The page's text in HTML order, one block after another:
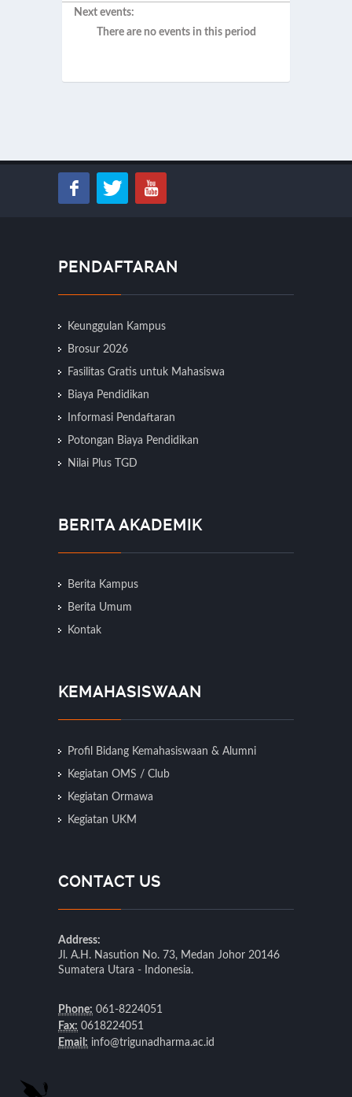
Next events:
There are no events in this period
PENDAFTARAN
Keunggulan Kampus
Brosur 2026
Fasilitas Gratis untuk Mahasiswa
Biaya Pendidikan
Informasi Pendaftaran
Potongan Biaya Pendidikan
Nilai Plus TGD
BERITA AKADEMIK
Berita Kampus
Berita Umum
Kontak
KEMAHASISWAAN
Profil Bidang Kemahasiswaan & Alumni
Kegiatan OMS / Club
Kegiatan Ormawa
Kegiatan UKM
CONTACT US
Address:
Jl. A.H. Nasution No. 73, Medan Johor 20146
Sumatera Utara - Indonesia.
Phone: 061-8224051
Fax: 0618224051
Email: info@trigunadharma.ac.id